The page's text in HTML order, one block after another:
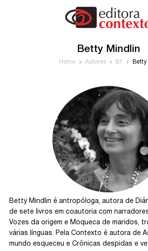
Betty Mindlin
Home Autores B1 Betty
Betty Mindlin é antropóloga, autora de
de sete livros em coautoria com
Vozes da origem e Moqueca de maridos,
várias línguas. Pela Contexto é autora de
mundo esqueceu e Crônicas despidas e